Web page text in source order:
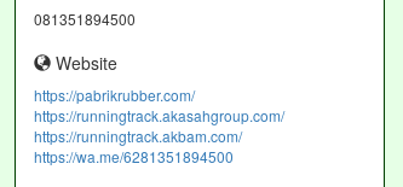
081351894500
Website
https://pabrikrubber.com/
https://runningtrack.akasahgroup.com/
https://runningtrack.akbam.com/
https://wa.me/6281351894500